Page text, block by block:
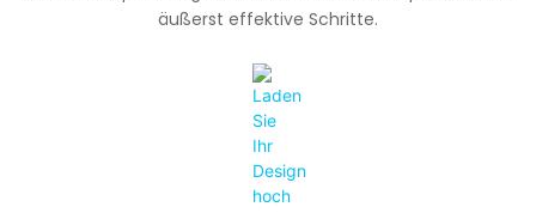
äußerst effektive Schritte.